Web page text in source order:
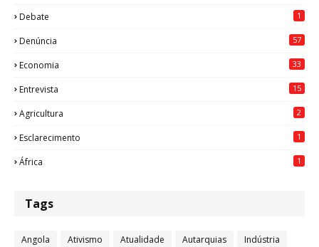
Debate 1
Denúncia 57
Economia 33
Entrevista 15
Agricultura 2
Esclarecimento 1
África 1
Tags
Angola Ativismo Atualidade Autarquias
Indústria